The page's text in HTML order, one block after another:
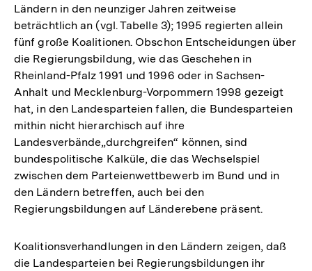
Ländern in den neunziger Jahren zeitweise
beträchtlich an (vgl. Tabelle 3); 1995 regierten allein
fünf große Koalitionen. Obschon Entscheidungen über
die Regierungsbildung, wie das Geschehen in
Rheinland-Pfalz 1991 und 1996 oder in Sachsen-
Anhalt und Mecklenburg-Vorpommern 1998 gezeigt
hat, in den Landesparteien fallen, die Bundesparteien
mithin nicht hierarchisch auf ihre
Landesverbände„durchgreifen“ können, sind
bundespolitische Kalküle, die das Wechselspiel
zwischen dem Parteienwettbewerb im Bund und in
den Ländern betreffen, auch bei den
Regierungsbildungen auf Länderebene präsent.
Koalitionsverhandlungen in den Ländern zeigen, daß
die Landesparteien bei Regierungsbildungen ihr